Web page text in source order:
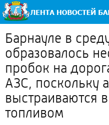
Барнауле в
образовалось
пробок на
АЗС, поскольку
выстраиваются
топливом